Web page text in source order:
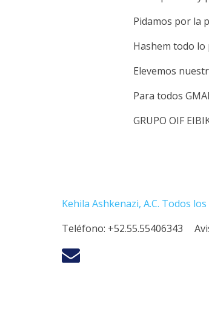
Pidamos por la
Hashem todo lo
Elevemos
Para todos
GRUPO OIF
Kehila Ashkenazi, A.C. Todos
Teléfono: +52.55.55406343